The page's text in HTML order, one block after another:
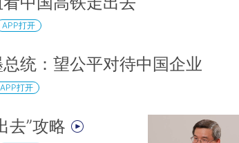
APP打开
统：望公平对待中国企业
APP打开
去”攻略